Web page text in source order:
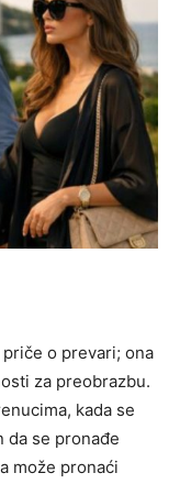
o prevari; ona
za preobrazbu.
kada se
da se pronađe
može pronaći